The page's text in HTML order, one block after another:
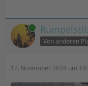
Online
Von anderen
12. November 2024 um